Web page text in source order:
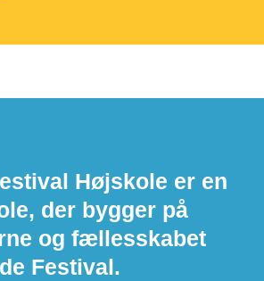
Højskole er en
der bygger på
og fællesskabet
Festival.